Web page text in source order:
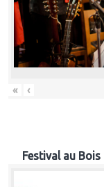
« ‹
Festival au